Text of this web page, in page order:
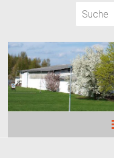
02:00
04:00